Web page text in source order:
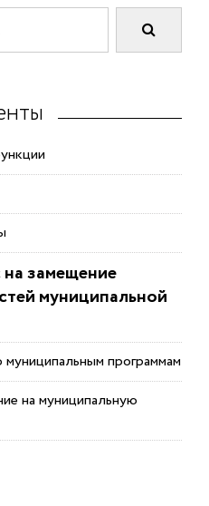
замещение
муниципальной
программам
на муниципальную